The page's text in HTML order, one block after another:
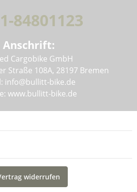
84801123
Anschrift:
Cargobike GmbH
Straße 108A, 28197 Bremen
info@bullitt-bike.de
www.bullitt-bike.de
widerrufen